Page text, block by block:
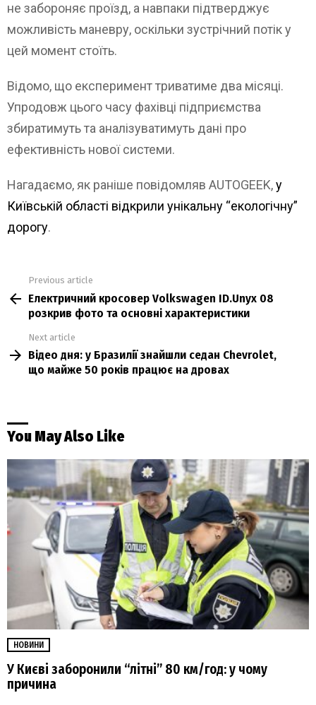
не забороняє проїзд, а навпаки підтверджує
можливість маневру, оскільки зустрічний потік у
цей момент стоїть.
Відомо, що експеримент триватиме два місяці.
Упродовж цього часу фахівці підприємства
збиратимуть та аналізуватимуть дані про
ефективність нової системи.
Нагадаємо, як раніше повідомляв AUTOGEEK,у
Київській області відкрили унікальну “екологічну”
дорогу.
more
Previous article
Електричний кросовер Volkswagen ID.Unyx 08
розкрив фото та основні характеристики
Next article
Відео дня: у Бразилії знайшли седан Chevrolet,
що майже 50 років працює на дровах
You May Also Like
НОВИНИ
У Києві заборонили “літні” 80 км/год: у чому
причина